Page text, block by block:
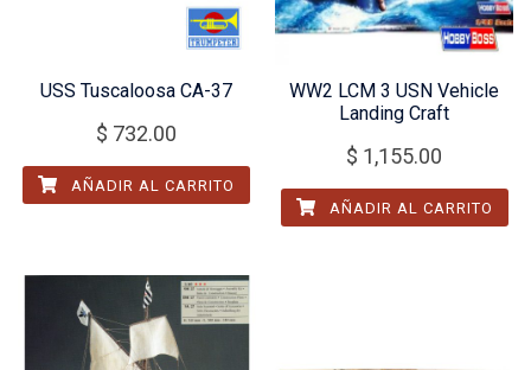
USS Tuscaloosa CA-37
$ 732.00
AÑADIR AL CARRITO
WW2 LCM 3 USN Vehicle
Landing Craft
$ 1,155.00
AÑADIR AL CARRITO